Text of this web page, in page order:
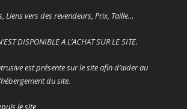
Liens vers des revendeurs, Prix, Taille…
DISPONIBLE A L’ACHAT SUR LE SITE.
est présente sur le site afin d’aider au
du site.
le site